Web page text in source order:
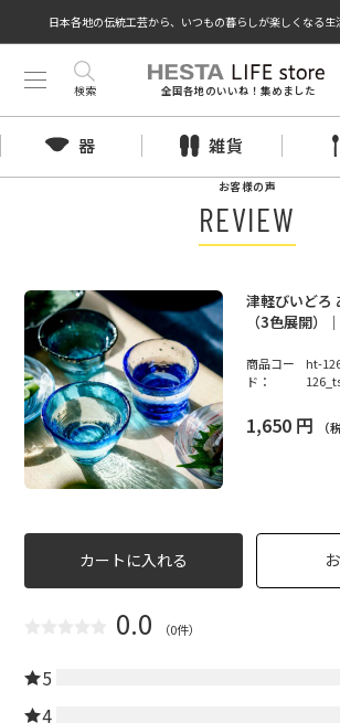
日本各地の伝統工芸から、いつもの暮らしが楽しくなる生
全国各地のいいね！集めました
検索
器 雑貨
お客様の声
REVIEW
津軽びいど
（3色展開）
商品コー
ド：
ht-
1,650 円 （
カートに入れる
0.0 （0件）
5
4